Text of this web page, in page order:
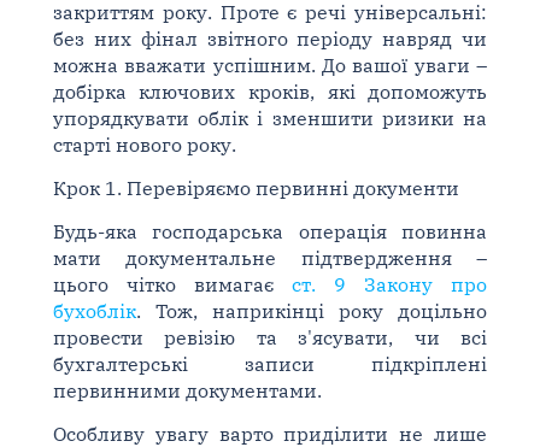
закриттям року. Проте є речі універсальні:
без них фінал звітного періоду навряд чи
можна вважати успішним. До вашої уваги –
добірка ключових кроків, які допоможуть
упорядкувати облік і зменшити ризики на
старті нового року.
Крок 1. Перевіряємо первинні документи
Будь-яка господарська операція повинна
мати документальне підтвердження –
цього чітко вимагає ст. 9 Закону про
бухоблік. Тож, наприкінці року доцільно
провести ревізію та з'ясувати, чи всі
бухгалтерські записи підкріплені
первинними документами.
Особливу увагу варто приділити не лише